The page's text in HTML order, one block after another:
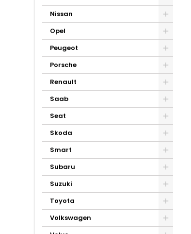
Nissan
Opel
Peugeot
Porsche
Renault
Saab
Seat
Skoda
Smart
Subaru
Suzuki
Toyota
Volkswagen